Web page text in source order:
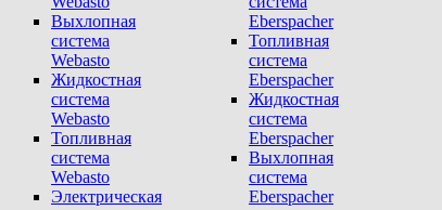
Выхлопная
система
Webasto
Жидкостная
система
Webasto
Топливная
система
Webasto
Электрическая
Eberspacher
Топливная
система
Eberspacher
Жидкостная
система
Eberspacher
Выхлопная
система
Eberspacher